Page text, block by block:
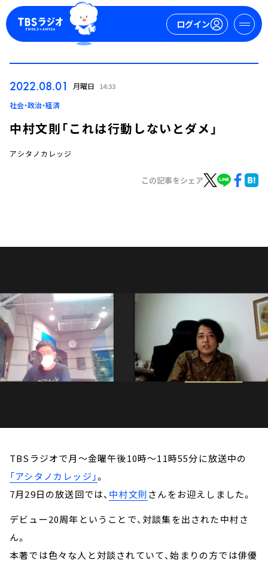
ログイン
トピックス
YouTube
会社情報
2022.08.01 月曜日 14:33
社会・政治・経済
中村文則「これは行動しないとダメ」
アシタノカレッジ
この記事をシェア
TBSラジオで月～金曜午後10時～11時55分に放送中の
「アシタノカレッジ」。
7月29日の放送回では、 中村文則さんをお迎えしました。
デビュー20周年ということで、対談集を出された中村さ
ん。
本著では色々な人と対談されていて、始まりの方では俳優